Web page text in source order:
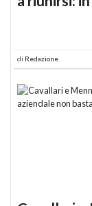
di Redazione